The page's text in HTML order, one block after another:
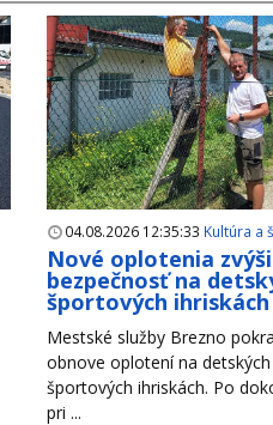
04.08.2026 12:35:33 Kultúra a
Nové oplotenia
bezpečnosť na
športových ihriskách
Mestské služby Brezno
obnove oplotení na detských
športových ihriskách. Po
pri ...